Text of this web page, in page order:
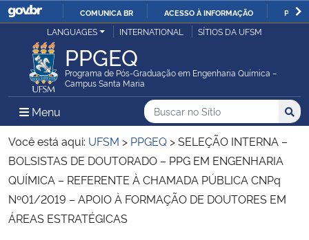
IR
O
COMUNICA BR ACESSO À INFORMAÇÃO
Ministério da Justiça e Segurança Pública
Ministério da Defesa
Ministério das Relações Exteriores
Ministério da Economia
Ministério da Infraestrutura
LANGUAGES INTERNATIONAL SÍTIOS DA UFSM
PPGEQ
Programa de Pós-Graduação em Engenharia Química –
Campus Santa Maria
Menu Menu Principal do Sítio
Busca
Buscar no no Sítio
Busca:
Você está aqui: UFSM > PPGEQ >SELEÇÃO INTERNA –
BOLSISTAS DE DOUTORADO – PPG EM ENGENHARIA
QUÍMICA – REFERENTE À CHAMADA PÚBLICA CNPq
Nº01/2019 – APOIO À FORMAÇÃO DE DOUTORES EM
ÁREAS ESTRATÉGICAS